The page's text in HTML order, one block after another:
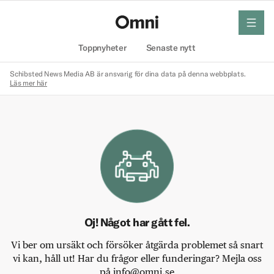
Toppnyheter Senaste nytt
meny
Schibsted News Media AB är ansvarig för dina data på denna webbplats.
Läs mer här
Oj! Något har gått fel.
Vi ber om ursäkt och försöker åtgärda problemet så snart
vi kan, håll ut! Har du frågor eller funderingar? Mejla oss